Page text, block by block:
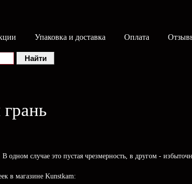
Упаковка и доставка Оплата
одном случае это пустая чрезмерность, в другом -
в магазине Kunstkam: